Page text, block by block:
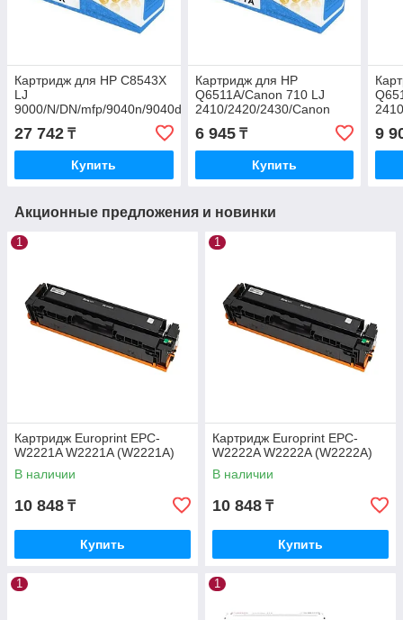
Картридж для HP C8543X
LJ
9000/N/DN/mfp/9040n/9040dn/9050n/9050dn/9050/9040/
30.0000 pages Euro Print
27 742 ₸
Купить
Картридж для HP
Q6511A/Canon 710 LJ
2410/2420/2430/Canon
LBP3460 (6K) Euro Print
6 945₸
Купить
9
Акционные предложения и новинки
1
Картридж Europrint EPC-
W2221A W2221A (W2221A)
В наличии
10 848 ₸
Купить
1
Картридж Europrint EPC-
W2222A W2222A (W2222A)
В наличии
10 848 ₸
Купить
1 1